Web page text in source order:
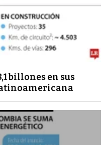
billones en sus